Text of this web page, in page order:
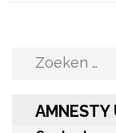
Zoeken
AMNESTY